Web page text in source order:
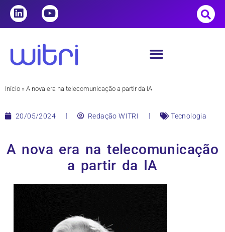
Início » A nova era na telecomunicação a partir da IA
20/05/2024 Redação WITRI Tecnologia
A nova era na telecomunicação
a partir da IA